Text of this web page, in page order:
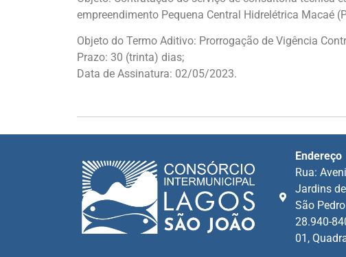
empreendimento Pequena Central Hidrelétrica Macaé
Objeto do Termo Aditivo: Prorrogação de Vigência
Prazo: 30 (trinta) dias;
Data de Assinatura: 02/05/2023.
Endereço
Rua:
Jardins
São
28.940-
01,